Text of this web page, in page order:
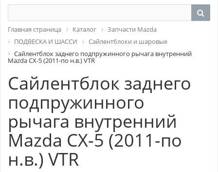
Главная страница Каталог
Запчасти Mazda
ПОДВЕСКА И ШАССИ
Сайлентблоки и шаровые
Сайлентблок заднего подпружинного рычага внутренний
Mazda CX-5 (2011-по н.в.) VTR
Сайлентблок заднего
подпружинного
рычага внутренний
Mazda CX-5 (2011-по
н.в.) VTR